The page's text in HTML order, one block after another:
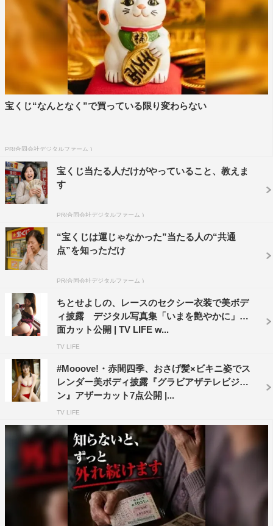
宝くじ“なんとなく”で買っている限り変わらない
PR(合同会社デジタルファーム )
宝くじ当たる人だけがやっていること、教えま
す
PR(合同会社デジタルファーム )
“宝くじは運じゃなかった”当たる人の“共通
点”を知っただけ
PR(合同会社デジタルファーム )
ちとせよしの、レースのセクシー衣装で美ボデ
ィ披露 デジタル写真集「いまを艶やかに」誌
面カット公開 | TV LIFE w...
TV LIFE
#Mooove!・赤間四季、おさげ髪×ビキニ姿でス
レンダー美ボディ披露『グラビアザテレビジョ
ン』アザーカット7点公開 |...
TV LIFE